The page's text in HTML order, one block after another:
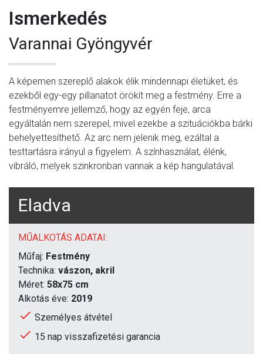
Ismerkedés
Varannai Gyöngyvér
A képemen szereplő alakok élik mindennapi életüket, és
ezekből egy-egy pillanatot örökít meg a festmény. Erre a
festményemre jellemző, hogy az egyén feje, arca
egyáltalán nem szerepel, mivel ezekbe a szituációkba bárki
behelyettesíthető. Az arc nem jelenik meg, ezáltal a
testtartásra irányul a figyelem. A színhasználat, élénk,
vibráló, melyek szinkronban vannak a kép hangulatával.
Eladva
MŰALKOTÁS ADATAI:
Műfaj: Festmény
Technika: vászon, akril
Méret: 58x75 cm
Alkotás éve: 2019
Személyes átvétel
15 nap visszafizetési garancia